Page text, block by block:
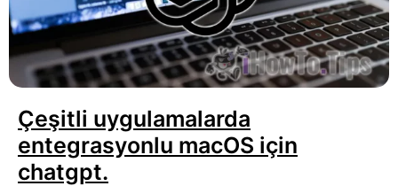
Çeşitli uygulamalarda
entegrasyonlu macOS için
chatgpt.